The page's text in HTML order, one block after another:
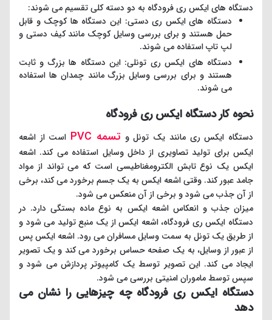
دستگاه های ایکس ری فرودگاه به دو دسته کلی تقسیم می شوند:
دستگاه های ایکس ری دستی: این دستگاه ها کوچک و قابل
حمل هستند و برای بررسی وسایل کوچک مانند کیف دستی و
لپ تاپ استفاده می شوند.
دستگاه های ایکس ری تونلی: این دستگاه ها بزرگ و ثابت
هستند و برای بررسی وسایل بزرگ مانند چمدان ها استفاده
می شوند.
نحوه کار دستگاه ایکس ری فرودگاه
دستگاه ایکس ری مانند یک تونل وتسمه PVC
است از اشعه
ایکس برای تولید تصاویری از داخل وسایل استفاده می کند. اشعه
ایکس یک نوع تابش الکترومغناطیسی است که می تواند از مواد
جامد عبور کند. وقتی اشعه ایکس به یک جسم برخورد می کند، برخی
از آن جذب می شود و برخی از آن منعکس می شود.
میزان جذب و انعکاس اشعه ایکس به نوع ماده بستگی دارد. در
دستگاه ایکس ری فرودگاه، اشعه ایکس از یک منبع تولید می شود و
از طریق یک تونل به سمت وسایل مسافران می رود. اشعه ایکس پس
از عبور از وسایل، به یک صفحه حساس برخورد می کند و یک تصویر
ایجاد می کند. این تصویر توسط یک کامپیوتر پردازش می شود و
سپس توسط ماموران امنیتی بررسی می شود.
دستگاه ایکس ری فرودگاه چه چیزهایی را نشان می
دهد